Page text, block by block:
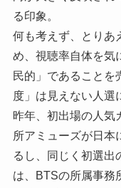
る印象。
何も考えず、とりあ
め、視聴率自体を気
民的」であることを
度」は見えない人選
昨年、初出場の人気
所アミューズが日本
るし、同じく初選出
は、BTSの所属事務